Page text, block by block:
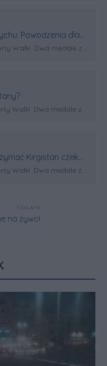
Powodzenia dla
komentarza:
Walki: Dwa medale za oceanem
komentarza:
Walki: Dwa medale za oceanem
Kirgistan czeka
może i złote medale.
komentarza:
Walki: Dwa medale za oceanem
REKLAMA